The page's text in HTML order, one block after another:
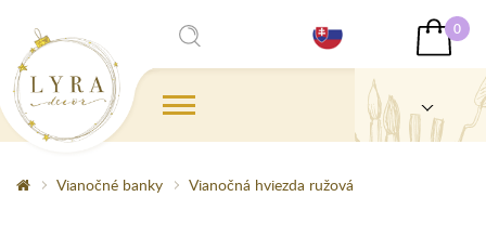
0
Vianočné banky Vianočná hviezda ružová